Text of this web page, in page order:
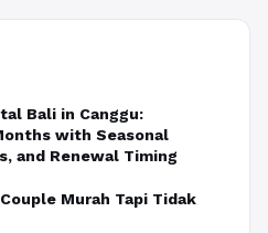
Bali in Canggu:
with Seasonal
and Renewal Timing
Murah Tapi Tidak